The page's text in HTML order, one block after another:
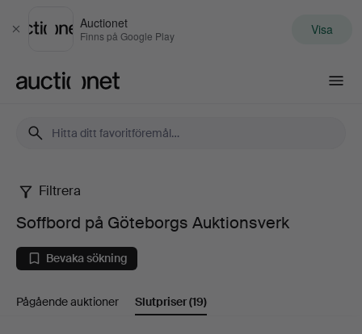
Stäng
Auctionet
Finns på Google Play Visa
Soffbord
på
Göteborgs
Auktionsverk
Filtrera
Soffbord på Göteborgs Auktionsverk
Bevaka sökning
Pågående auktioner Slutpriser(19)